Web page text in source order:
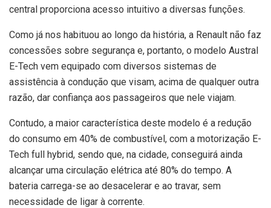
central proporciona acesso intuitivo a diversas funções.
Como já nos habituou ao longo da história, a Renault não faz
concessões sobre segurança e, portanto, o modelo Austral
E-Tech vem equipado com diversos sistemas de
assistência à condução que visam, acima de qualquer outra
razão, dar confiança aos passageiros que nele viajam.
Contudo, a maior característica deste modelo é a redução
do consumo em 40% de combustível, com a motorização E-
Tech full hybrid, sendo que, na cidade, conseguirá ainda
alcançar uma circulação elétrica até 80% do tempo. A
bateria carrega-se ao desacelerar e ao travar, sem
necessidade de ligar à corrente.